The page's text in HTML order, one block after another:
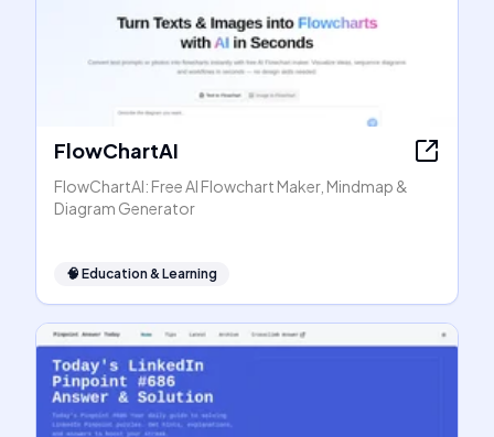
FlowChartAI
FlowChartAI: Free AI Flowchart Maker, Mindmap &
Diagram Generator
🧠 Education & Learning